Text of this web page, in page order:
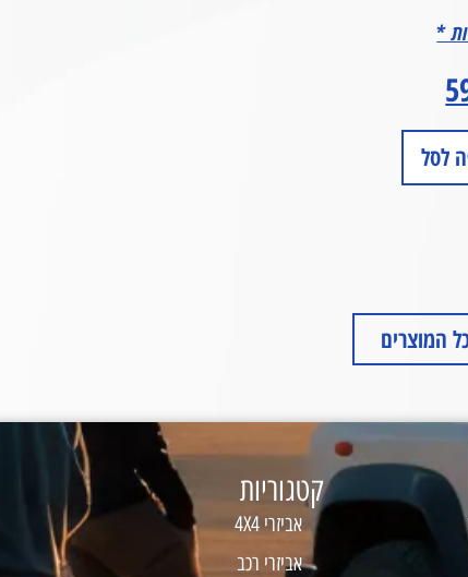
לסל
המוצרים
קטגוריות
אביזרי 4X4
אביזרי רכב